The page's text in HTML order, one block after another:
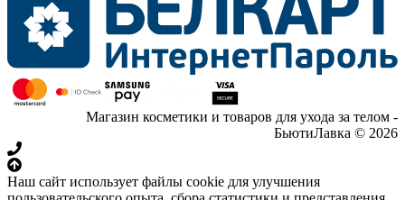
Магазин косметики и товаров для ухода за телом -
БьютиЛавка © 2026
Наш сайт использует файлы cookie для улучшения